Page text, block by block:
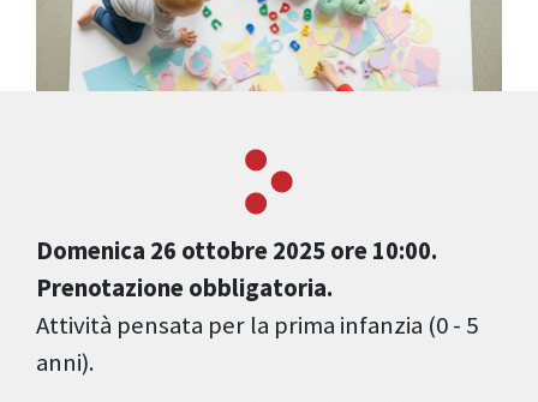
Domenica 26 ottobre 2025 ore 10:00.
Prenotazione obbligatoria.
Attività pensata per la prima infanzia (0 - 5
anni).